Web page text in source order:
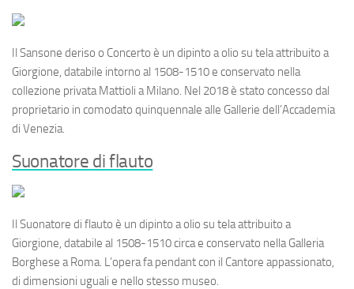
Il Sansone deriso o Concerto è un dipinto a olio su tela attribuito a
Giorgione, databile intorno al 1508-1510 e conservato nella
collezione privata Mattioli a Milano. Nel 2018 è stato concesso dal
proprietario in comodato quinquennale alle Gallerie dell’Accademia
di Venezia.
Suonatore di flauto
Il Suonatore di flauto è un dipinto a olio su tela attribuito a
Giorgione, databile al 1508-1510 circa e conservato nella Galleria
Borghese a Roma. L’opera fa pendant con il Cantore appassionato,
di dimensioni uguali e nello stesso museo.